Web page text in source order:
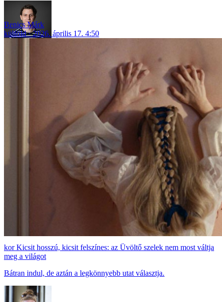
Benics Márk
külföld
2026. április 17. 4:50
Kicsit hosszú, kicsit felszínes: az Üvöltő szelek nem most váltja
meg a világot
Bátran indul, de aztán a legkönnyebb utat választja.